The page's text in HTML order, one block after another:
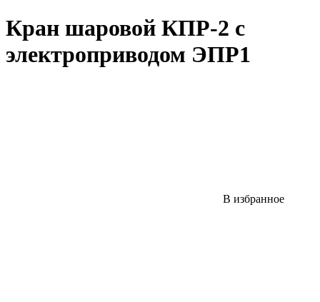
Кран шаровой КПР-2 с
электроприводом ЭПР1
В избранное